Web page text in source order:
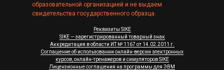
Реквизиты SIKE
SIKE — зарегистрированный товарный знак
Аккредитация в области ИТ № 1167 от 14.02.2011 г.
Соглашение об использовании онлайн-версии электронных
курсов, онлайн-тренажеров и симуляторов SIKE
Лицензионные соглашения на программы для ЭВМ
образовательной организацией и не выдаем
свидетельства государственного образца.